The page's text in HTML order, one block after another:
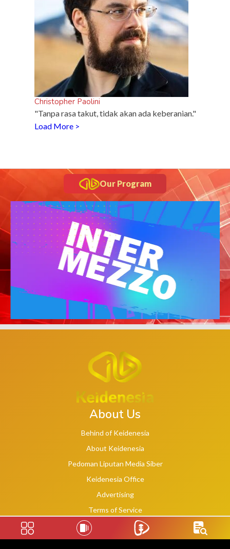
Christopher Paolini
"Tanpa rasa takut, tidak akan ada keberanian."
Load More >
Our Program
About Us
Behind of Keidenesia
About Keidenesia
Pedoman Liputan Media Siber
Keidenesia Office
Advertising
Terms of Service
Privacy Policy
Social Links